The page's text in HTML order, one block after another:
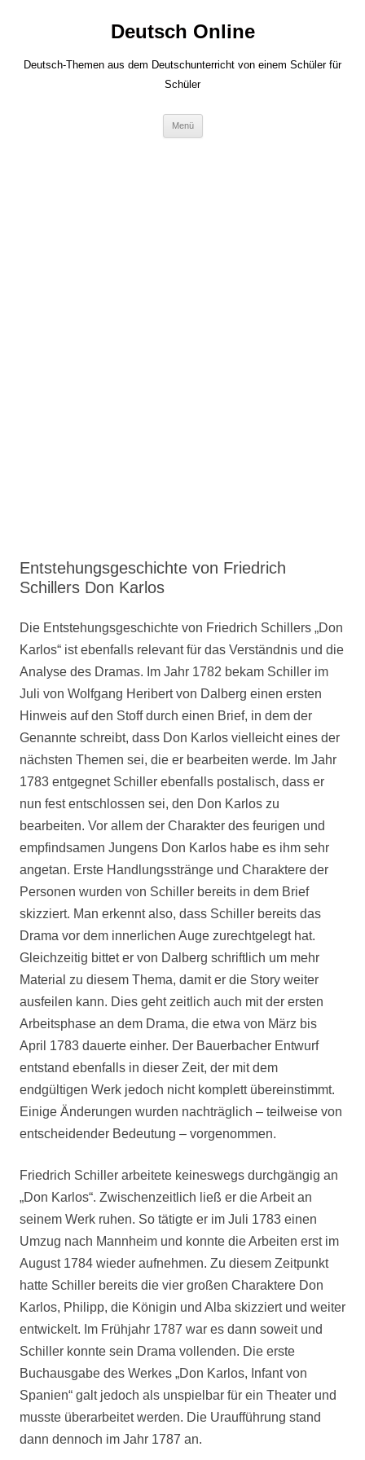
Deutsch Online
Deutsch-Themen aus dem Deutschunterricht von einem Schüler für
Schüler
Menü
Entstehungsgeschichte von Friedrich
Schillers Don Karlos
Die Entstehungsgeschichte von Friedrich Schillers „Don
Karlos“ ist ebenfalls relevant für das Verständnis und die
Analyse des Dramas. Im Jahr 1782 bekam Schiller im
Juli von Wolfgang Heribert von Dalberg einen ersten
Hinweis auf den Stoff durch einen Brief, in dem der
Genannte schreibt, dass Don Karlos vielleicht eines der
nächsten Themen sei, die er bearbeiten werde. Im Jahr
1783 entgegnet Schiller ebenfalls postalisch, dass er
nun fest entschlossen sei, den Don Karlos zu
bearbeiten. Vor allem der Charakter des feurigen und
empfindsamen Jungens Don Karlos habe es ihm sehr
angetan. Erste Handlungsstränge und Charaktere der
Personen wurden von Schiller bereits in dem Brief
skizziert. Man erkennt also, dass Schiller bereits das
Drama vor dem innerlichen Auge zurechtgelegt hat.
Gleichzeitig bittet er von Dalberg schriftlich um mehr
Material zu diesem Thema, damit er die Story weiter
ausfeilen kann. Dies geht zeitlich auch mit der ersten
Arbeitsphase an dem Drama, die etwa von März bis
April 1783 dauerte einher. Der Bauerbacher Entwurf
entstand ebenfalls in dieser Zeit, der mit dem
endgültigen Werk jedoch nicht komplett übereinstimmt.
Einige Änderungen wurden nachträglich – teilweise von
entscheidender Bedeutung – vorgenommen.
Friedrich Schiller arbeitete keineswegs durchgängig an
„Don Karlos“. Zwischenzeitlich ließ er die Arbeit an
seinem Werk ruhen. So tätigte er im Juli 1783 einen
Umzug nach Mannheim und konnte die Arbeiten erst im
August 1784 wieder aufnehmen. Zu diesem Zeitpunkt
hatte Schiller bereits die vier großen Charaktere Don
Karlos, Philipp, die Königin und Alba skizziert und weiter
entwickelt. Im Frühjahr 1787 war es dann soweit und
Schiller konnte sein Drama vollenden. Die erste
Buchausgabe des Werkes „Don Karlos, Infant von
Spanien“ galt jedoch als unspielbar für ein Theater und
musste überarbeitet werden. Die Uraufführung stand
dann dennoch im Jahr 1787 an.